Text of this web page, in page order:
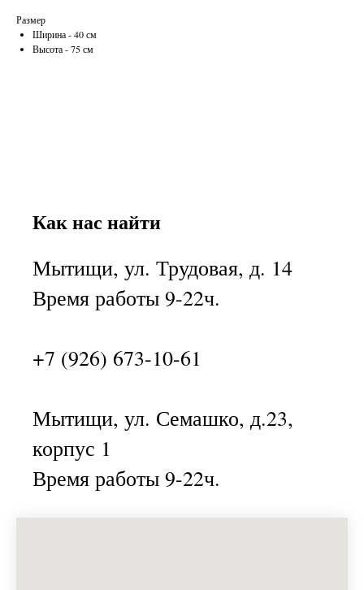
Размер
Ширина - 40 см
Высота - 75 см
Как нас найти
Мытищи, ул. Трудовая, д. 14
Время работы 9-22ч.
+7 (926) 673-10-61
Мытищи, ул. Семашко, д.23,
корпус 1
Время работы 9-22ч.